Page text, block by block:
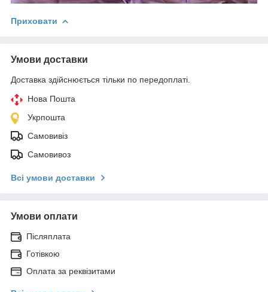
Приховати
Умови доставки
Доставка здійснюється тільки по передоплаті.
Нова Пошта
Укрпошта
Самовивіз
Самовивоз
Всі умови доставки
Умови оплати
Післяплата
Готівкою
Оплата за реквізитами